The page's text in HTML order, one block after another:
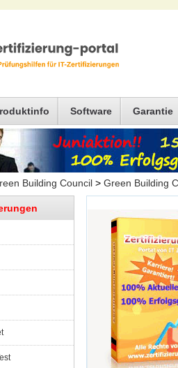
Software Garantie
Building Council > Green Building